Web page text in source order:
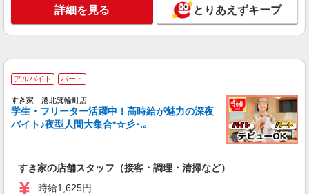
キープ 詳細を見る
変動します。 ※AP評価制度：あり 年1回の評価
により時給を見直します。 ※アルバイト賞与（寸
志）：あり 年2回。勤続年数により金額UP。
シニアフォレスト横浜港北 （神奈川県横浜市
キープ 詳細を見る
詳細を見る とりあえずキープ
アルバイト パート
すき家 港北箕輪町店
学生・フリーター活躍中！高時給が魅力の深夜
バイト♪夜型人間大集合*☆彡･.｡
すき家の店舗スタッフ（接客・調理・清掃など）
時給1,625円